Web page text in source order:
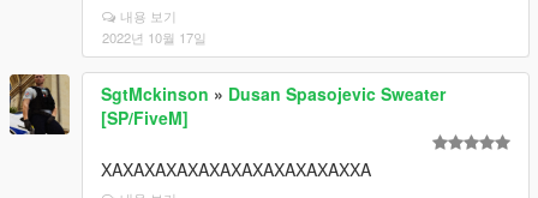
내용 보기
2022년 10월 17일
SgtMckinson » Dusan Spasojevic Sweater
[SP/FiveM]
XAXAXAXAXAXAXAXAXAXAXAXXA